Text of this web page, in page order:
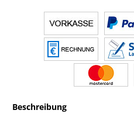
Beschreibung